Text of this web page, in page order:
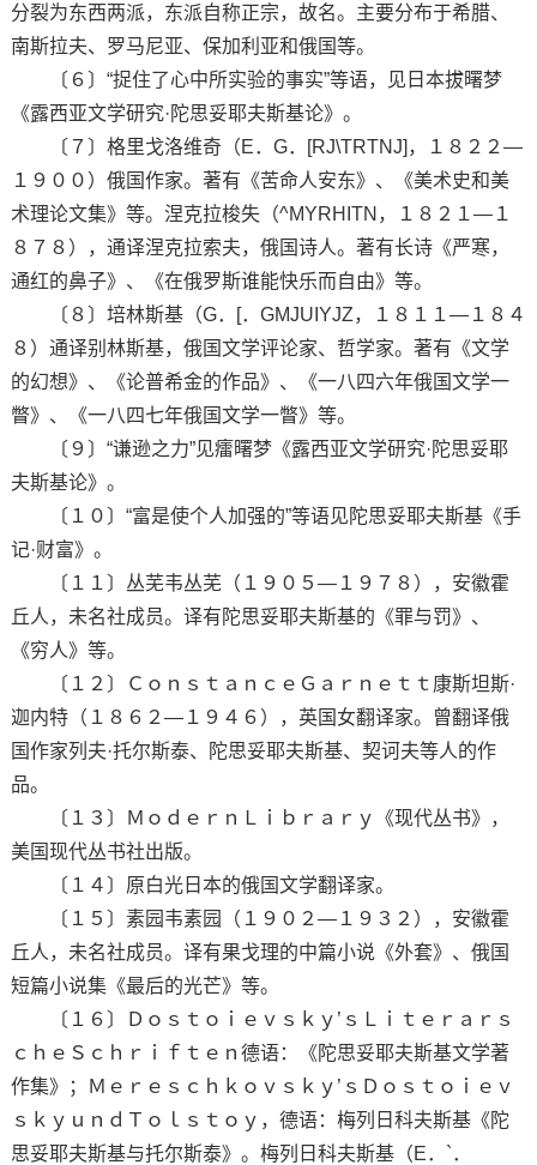
分裂为东西两派，东派自称正宗，故名。主要分布于希腊、
南斯拉夫、罗马尼亚、保加利亚和俄国等。
〔６〕“捉住了心中所实验的事实”等语，见日本拔曙梦
《露西亚文学研究·陀思妥耶夫斯基论》。
〔７〕格里戈洛维奇（E．G．[RJ\TRTNJ]，１８２２—
１９００）俄国作家。著有《苦命人安东》、《美术史和美
术理论文集》等。涅克拉梭失（^MYRHITN，１８２１—１
８７８），通译涅克拉索夫，俄国诗人。著有长诗《严寒，
通红的鼻子》、《在俄罗斯谁能快乐而自由》等。
〔８〕培林斯基（G．[．GMJUIYJZ，１８１１—１８４
８）通译别林斯基，俄国文学评论家、哲学家。著有《文学
的幻想》、《论普希金的作品》、《一八四六年俄国文学一
瞥》、《一八四七年俄国文学一瞥》等。
〔９〕“谦逊之力”见癗曙梦《露西亚文学研究·陀思妥耶
夫斯基论》。
〔１０〕“富是使个人加强的”等语见陀思妥耶夫斯基《手
记·财富》。
〔１１〕丛芜韦丛芜（１９０５—１９７８），安徽霍
丘人，未名社成员。译有陀思妥耶夫斯基的《罪与罚》、
《穷人》等。
〔１２〕ＣｏｎｓｔａｎｃｅＧａｒｎｅｔｔ康斯坦斯·
迦内特（１８６２—１９４６），英国女翻译家。曾翻译俄
国作家列夫·托尔斯泰、陀思妥耶夫斯基、契诃夫等人的作
品。
〔１３〕ＭｏｄｅｒｎＬｉｂｒａｒｙ《现代丛书》，
美国现代丛书社出版。
〔１４〕原白光日本的俄国文学翻译家。
〔１５〕素园韦素园（１９０２—１９３２），安徽霍
丘人，未名社成员。译有果戈理的中篇小说《外套》、俄国
短篇小说集《最后的光芒》等。
〔１６〕Ｄｏｓｔｏｉｅｖｓｋｙ’ｓＬｉｔｅｒａｒｓ
ｃｈｅＳｃｈｒｉｆｔｅｎ德语：《陀思妥耶夫斯基文学著
作集》；Ｍｅｒｅｓｃｈｋｏｖｓｋｙ’ｓＤｏｓｔｏｉｅｖ
ｓｋｙｕｎｄＴｏｌｓｔｏｙ，德语：梅列日科夫斯基《陀
思妥耶夫斯基与托尔斯泰》。梅列日科夫斯基（E．`．